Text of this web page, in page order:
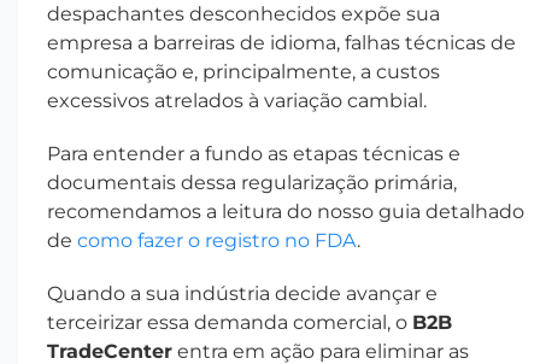
despachantes desconhecidos expõe sua
empresa a barreiras de idioma, falhas técnicas de
comunicação e, principalmente, a custos
excessivos atrelados à variação cambial.
Para entender a fundo as etapas técnicas e
documentais dessa regularização primária,
recomendamos a leitura do nosso guia detalhado
de como fazer o registro no FDA.
Quando a sua indústria decide avançar e
terceirizar essa demanda comercial, o B2B
TradeCenter entra em ação para eliminar as